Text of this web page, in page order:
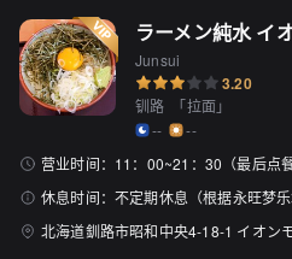
ラーメン純水 イ
Junsui
3.20
钏路 「拉面」
--
--
营业时间： 11：00~21：30（最后点
休息时间： 不定期休息（根据永旺梦
北海道釧路市昭和中央4-18-1 イオン